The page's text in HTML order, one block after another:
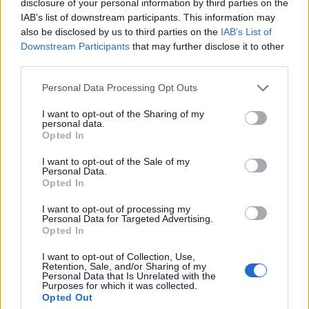
disclosure of your personal information by third parties on the
IAB’s list of downstream participants. This information may
also be disclosed by us to third parties on the IAB’s List of
Downstream Participants that may further disclose it to other
Personal Data Processing Opt Outs
I want to opt-out of the Sharing of my
personal data.
Opted In
I want to opt-out of the Sale of my
Personal Data.
Opted In
I want to opt-out of processing my
Personal Data for Targeted Advertising.
Opted In
I want to opt-out of Collection, Use,
Retention, Sale, and/or Sharing of my
Personal Data that Is Unrelated with the
Purposes for which it was collected.
Opted Out
Geldenhuys (SARU)
TMO:Mike Adamson (SRU)
: Pucciariello (ITA) 2/3; Murphy (IRE)
3/5; Naughton (IRE) 4/4
: Primo tempo 31-10. Terreno di gioco in
perfette condizioni. Punti classifica: Irlanda
U20 5, Italia U20 0
Pool A: Francia, Nuova Zelanda, Galles,
Spagna